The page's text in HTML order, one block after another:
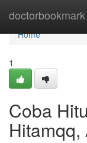
doctorbookmark
Home
Home
1
Coba
Hitamqq,